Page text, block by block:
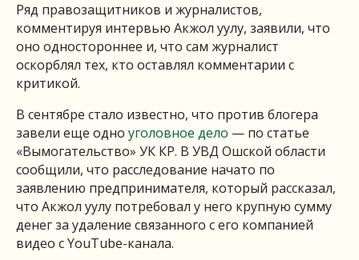
Ряд правозащитников и журналистов,
комментируя интервью Акжол уулу, заявили, что
оно одностороннее и, что сам журналист
оскорблял тех, кто оставлял комментарии с
критикой.
В сентябре стало известно, что против блогера
завели еще одно уголовное дело — по статье
«Вымогательство» УК КР. В УВД Ошской области
сообщили, что расследование начато по
заявлению предпринимателя, который рассказал,
что Акжол уулу потребовал у него крупную сумму
денег за удаление связанного с его компанией
видео с YouTube-канала.